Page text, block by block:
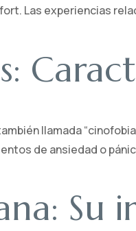
Las experiencias
llamada
de ansiedad o
Su